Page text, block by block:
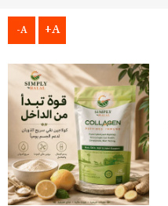
A+
A-